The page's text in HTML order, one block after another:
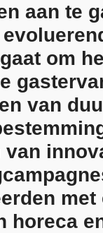
aan te
om
van
van
met
horeca